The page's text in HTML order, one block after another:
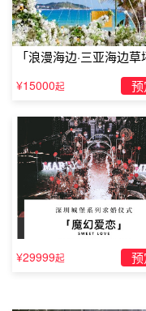
大理哪家酒店适合求
无
「浪漫海边·三亚海边草
漫求婚」
¥15000起
¥29999起